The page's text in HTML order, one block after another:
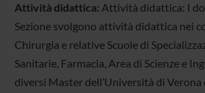
Attività didattica: Attività didattica: I
Sezione svolgono attività didattica nei
Chirurgia e relative Scuole di
Sanitarie, Farmacia, Area di Scienze e
diversi Master dell’Università di Verona